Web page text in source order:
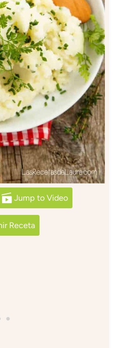
Jump to Video
Receta